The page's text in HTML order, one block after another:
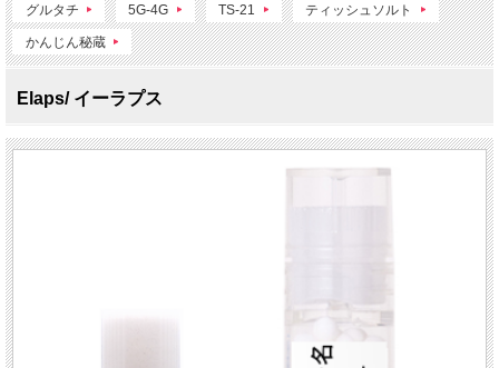
グルタチ 5G-4G TS-21 ティッシュソルト
かんじん秘蔵
Elaps/ イーラプス